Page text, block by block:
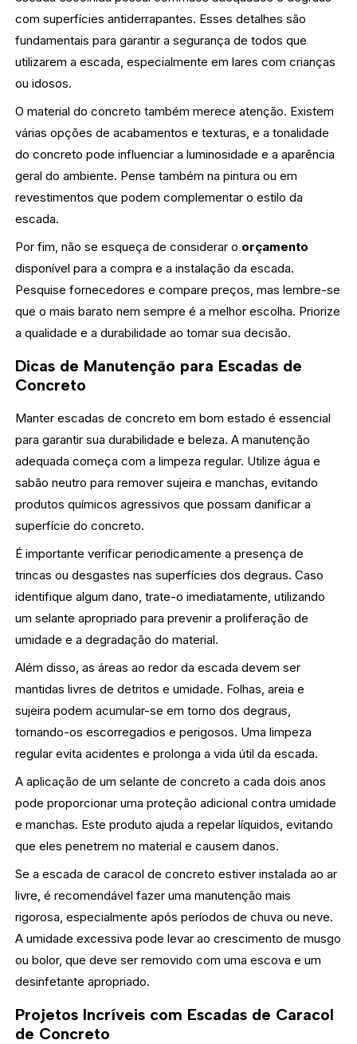
com superfícies antiderrapantes. Esses detalhes são
fundamentais para garantir a segurança de todos que
utilizarem a escada, especialmente em lares com crianças
ou idosos.
O material do concreto também merece atenção. Existem
várias opções de acabamentos e texturas, e a tonalidade
do concreto pode influenciar a luminosidade e a aparência
geral do ambiente. Pense também na pintura ou em
revestimentos que podem complementar o estilo da
escada.
Por fim, não se esqueça de considerar o orçamento
disponível para a compra e a instalação da escada.
Pesquise fornecedores e compare preços, mas lembre-se
que o mais barato nem sempre é a melhor escolha. Priorize
a qualidade e a durabilidade ao tomar sua decisão.
Dicas de Manutenção para Escadas de
Concreto
Manter escadas de concreto em bom estado é essencial
para garantir sua durabilidade e beleza. A manutenção
adequada começa com a limpeza regular. Utilize água e
sabão neutro para remover sujeira e manchas, evitando
produtos químicos agressivos que possam danificar a
superfície do concreto.
É importante verificar periodicamente a presença de
trincas ou desgastes nas superfícies dos degraus. Caso
identifique algum dano, trate-o imediatamente, utilizando
um selante apropriado para prevenir a proliferação de
umidade e a degradação do material.
Além disso, as áreas ao redor da escada devem ser
mantidas livres de detritos e umidade. Folhas, areia e
sujeira podem acumular-se em torno dos degraus,
tornando-os escorregadios e perigosos. Uma limpeza
regular evita acidentes e prolonga a vida útil da escada.
A aplicação de um selante de concreto a cada dois anos
pode proporcionar uma proteção adicional contra umidade
e manchas. Este produto ajuda a repelar líquidos, evitando
que eles penetrem no material e causem danos.
Se a escada de caracol de concreto estiver instalada ao ar
livre, é recomendável fazer uma manutenção mais
rigorosa, especialmente após períodos de chuva ou neve.
A umidade excessiva pode levar ao crescimento de musgo
ou bolor, que deve ser removido com uma escova e um
desinfetante apropriado.
Projetos Incríveis com Escadas de Caracol
de Concreto